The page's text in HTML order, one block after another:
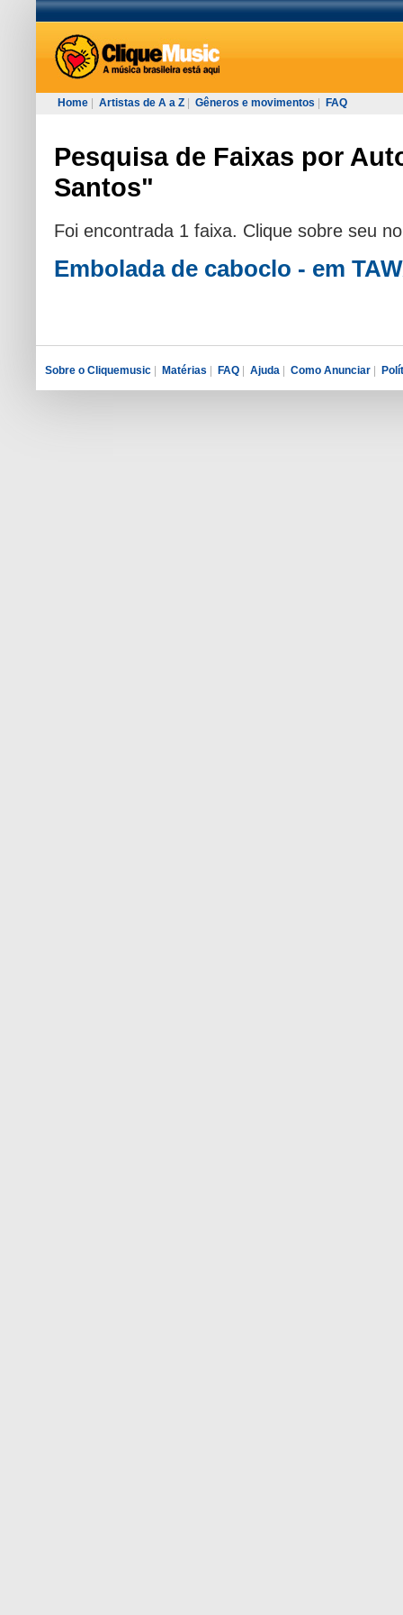
Home Artistas de A a Z Gêneros e movimentos FAQ
Pesquisa de Faixas por
Santos"
Foi encontrada 1 faixa. Clique sobre seu
Embolada de caboclo - em
Sobre o Cliquemusic | Matérias | FAQ | Ajuda | Como Anunciar |